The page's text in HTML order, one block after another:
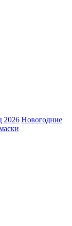
2026 Новогодние